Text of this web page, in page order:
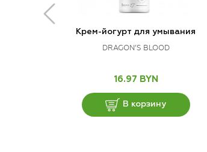
Крем-йогурт для умывания
DRAGON’S BLOOD
16.97 BYN
В корзину